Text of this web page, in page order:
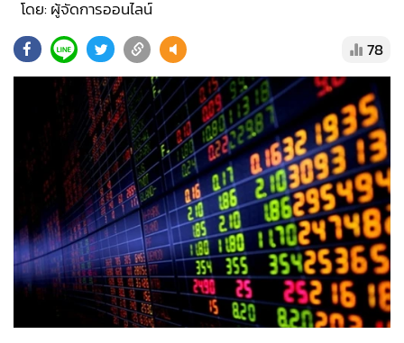
• Good health & Well-being
• Green Innovation & SD
Management & HR
MGR Live
Infographic
การเมือง
ท่องเที่ยว
• กีฬา
• ต่างประเทศ
Special Scoop
• เศรษฐกิจ-ธุรกิจ
โดย: ผู้จัดการออนไลน์
78